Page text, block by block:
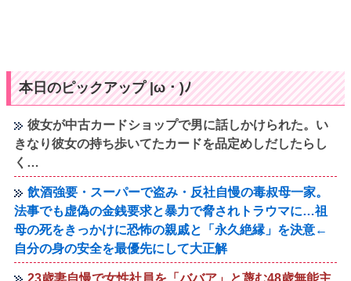
本日のピックアップ |ω・)ﾉ
彼女が中古カードショップで男に話しかけられた。い
きなり彼女の持ち歩いてたカードを品定めしだしたらし
く…
飲酒強要・スーパーで盗み・反社自慢の毒叔母一家。
法事でも虚偽の金銭要求と暴力で脅されトラウマに…祖
母の死をきっかけに恐怖の親戚と「永久絶縁」を決意←
自分の身の安全を最優先にして大正解
23歳妻自慢で女性社員を「ババア」と蔑む48歳無能主